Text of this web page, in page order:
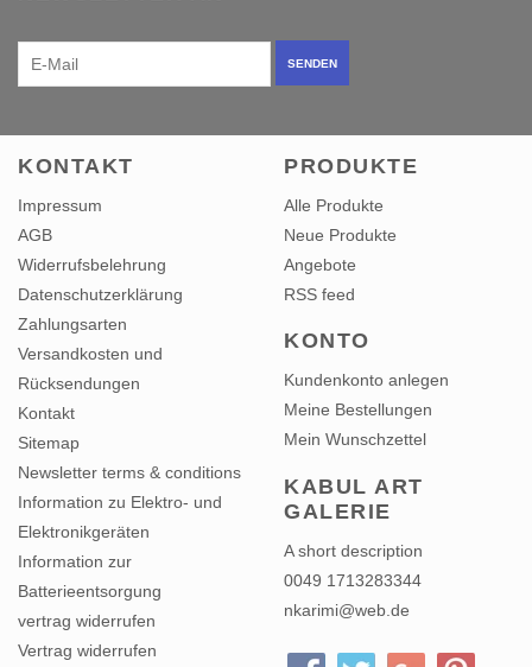
KONTAKT
Impressum
AGB
Widerrufsbelehrung
Datenschutzerklärung
Zahlungsarten
Versandkosten und
Rücksendungen
Kontakt
Sitemap
Newsletter terms & conditions
Information zu Elektro- und
Elektronikgeräten
Information zur
Batterieentsorgung
vertrag widerrufen
Vertrag widerrufen
PRODUKTE
Alle Produkte
Neue Produkte
Angebote
RSS feed
Kundenkonto anlegen
Meine Bestellungen
Mein Wunschzettel
GALERIE
A short description
0049 1713283344
nkarimi@web.de